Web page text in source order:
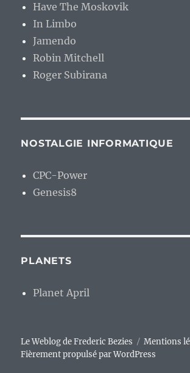
Have The Moskovik
In Limbo
Jamendo
Robin Mitchell
Roger Subirana
NOSTALGIE INFORMATIQUE
CPC-Power
Genesis8
PLANETS
Planet April
Le Weblog de Frederic Bezies
Mentions
Fièrement propulsé par WordPress